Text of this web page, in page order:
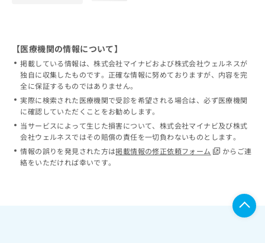
【医療機関の情報について】
掲載している情報は、株式会社マイナビおよび株式会社ウェルネスが
独自に収集したものです。正確な情報に努めておりますが、内容を完
全に保証するものではありません。
実際に検索された医療機関で受診を希望される場合は、必ず医療機関
に確認していただくことをお勧めします。
当サービスによって生じた損害について、株式会社マイナビ及び株式
会社ウェルネスではその賠償の責任を一切負わないものとします。
情報の誤りを発見された方は掲載情報の修正依頼フォーム
からご連
絡をいただければ幸いです。